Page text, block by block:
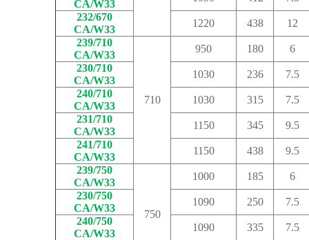
CA/W33
232/670
CA/W33
1220 438
12
239/710
CA/W33
710
950 180
6
230/710
CA/W33
1030 236
7.5
240/710
CA/W33
1030 315
7.5
231/710
CA/W33
1150 345
9.5
241/710
CA/W33
1150 438
9.5
239/750
CA/W33
750
1000 185
6
230/750
CA/W33
1090 250
7.5
240/750
CA/W33
1090 335
7.5